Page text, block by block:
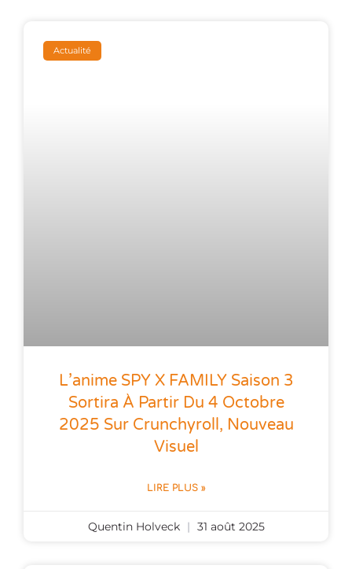
Actualité
L’anime SPY X FAMILY Saison 3
Sortira À Partir Du 4 Octobre
2025 Sur Crunchyroll, Nouveau
Visuel
LIRE PLUS »
Quentin Holveck 31 août 2025